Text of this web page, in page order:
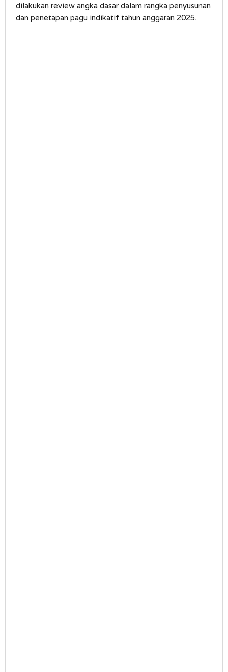
dilakukan review angka dasar dalam rangka penyusunan
dan penetapan pagu indikatif tahun anggaran 2025.